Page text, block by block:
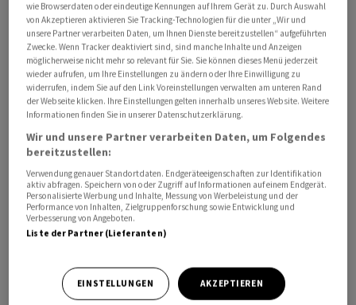
Betriebsergebnis vor Zinsen und Steuern (Ebit)
halbierte sich um 75 Millionen auf noch 70 Millionen
Franken.
Der Umsatz lag bei 1,77 Milliarden Franken und damit
leicht höher als im ersten Quartal 2022. Die Post hatte
sich auf ein anspruchsvolles Jahr gefasst gemacht und
einen schwächeren Jahresbeginn erwartet. Im
Vorjahresquartal hatte sie zudem ihre Tochter Swiss
Post Solutions für 375 Millionen Franken an eine
englische Beteiligungsgesellschaft verkauft.
Konsumentenstimmung. Die Menschen kauften weniger
online, was die Paketmenge gegenüber dem Vorjahr um
wie Browserdaten oder eindeutige Kennungen auf Ihrem Gerät zu. Durch Auswahl
von Akzeptieren aktivieren Sie Tracking-Technologien für die unter „Wir und
unsere Partner verarbeiten Daten, um Ihnen Dienste bereitzustellen“ aufgeführten
Zwecke. Wenn Tracker deaktiviert sind, sind manche Inhalte und Anzeigen
möglicherweise nicht mehr so relevant für Sie. Sie können dieses Menü jederzeit
wieder aufrufen, um Ihre Einstellungen zu ändern oder Ihre Einwilligung zu
widerrufen, indem Sie auf den Link Voreinstellungen verwalten am unteren Rand
der Webseite klicken. Ihre Einstellungen gelten innerhalb unseres Website. Weitere
Informationen finden Sie in unserer Datenschutzerklärung.
Wir und unsere Partner verarbeiten Daten, um Folgendes
bereitzustellen:
Verwendung genauer Standortdaten. Endgeräteeigenschaften zur Identifikation
aktiv abfragen. Speichern von oder Zugriff auf Informationen auf einem Endgerät.
Personalisierte Werbung und Inhalte, Messung von Werbeleistung und der
Performance von Inhalten, Zielgruppenforschung sowie Entwicklung und
Verbesserung von Angeboten.
Liste der Partner (Lieferanten)
EINSTELLUNGEN AKZEPTIEREN